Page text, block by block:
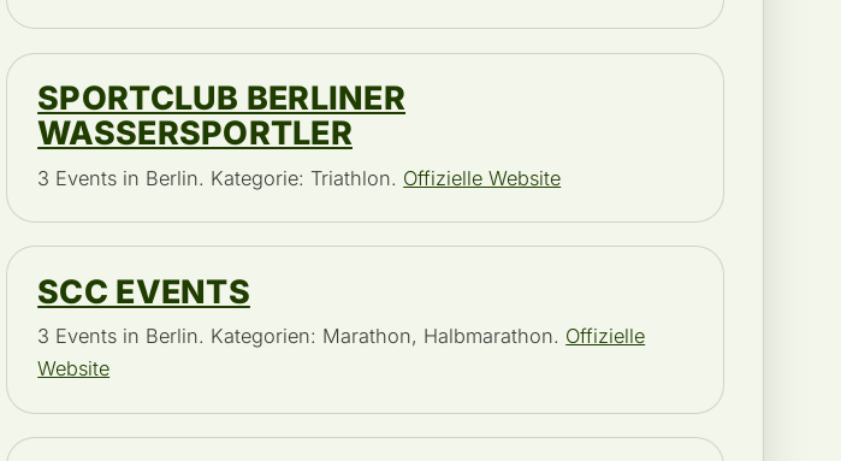
SPORTCLUB BERLINER
WASSERSPORTLER
3 Events in Berlin. Kategorie: Triathlon. Offizielle Website
SCC EVENTS
3 Events in Berlin. Kategorien: Marathon, Halbmarathon. Offizielle
Website